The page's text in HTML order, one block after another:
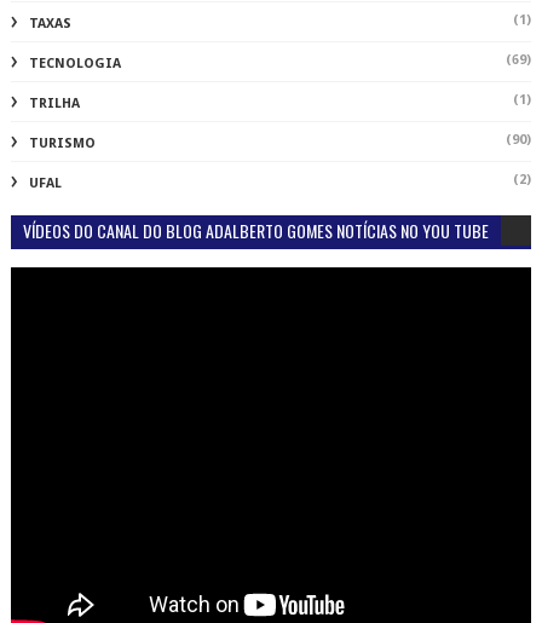
TAXAS (1)
TECNOLOGIA (69)
TRILHA (1)
TURISMO (90)
UFAL (2)
VÍDEOS DO CANAL DO BLOG ADALBERTO GOMES NOTÍCIAS NO YOU TUBE